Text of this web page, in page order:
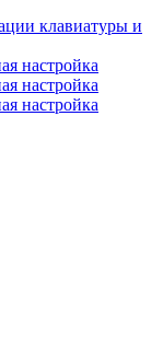
клавиатуры и
настройка
настройка
настройка